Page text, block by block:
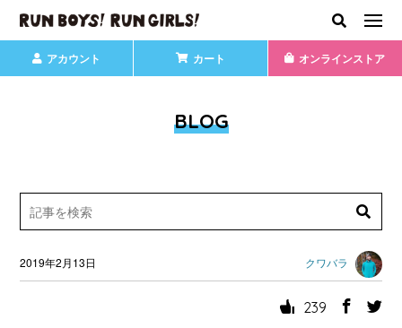
アカウント カート オンラインストア
BLOG
2019年2月13日 クワバラ
239